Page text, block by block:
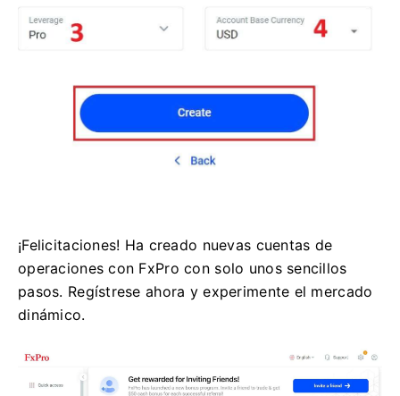
¡Felicitaciones! Ha creado nuevas cuentas de
operaciones con FxPro con solo unos sencillos
pasos. Regístrese ahora y experimente el mercado
dinámico.